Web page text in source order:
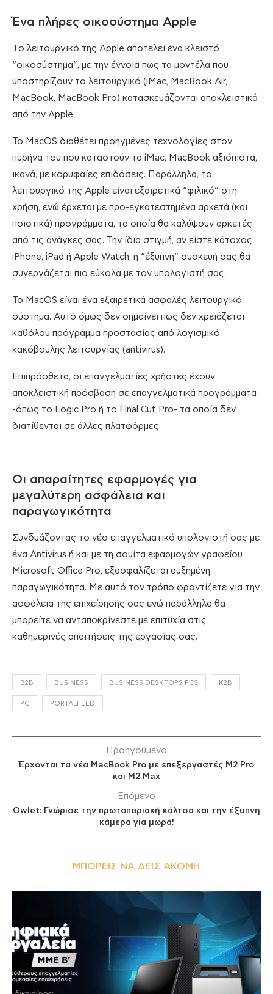
Ένα πλήρες οικοσύστημα Apple
Tο λειτουργικό της Apple αποτελεί ένα κλειστό
“οικοσύστημα”, με την έννοια πως τα μοντέλα που
υποστηρίζουν το λειτουργικό (iMac, MacBook Air,
MacBook, MacBook Pro) κατασκευάζονται αποκλειστικά
από την Apple.
To MacOS διαθέτει προηγμένες τεχνολογίες στον
πυρήνα του που καταστούν τα iMac, MacBook αξιόπιστα,
ικανά, με κορυφαίες επιδόσεις. Παράλληλα, το
λειτουργικό της Apple είναι εξαιρετικά “φιλικό” στη
χρήση, ενώ έρχεται με προ-εγκατεστημένα αρκετά (και
ποιοτικά) προγράμματα, τα οποία θα καλύψουν αρκετές
από τις ανάγκες σας. Την ίδια στιγμή, αν είστε κάτοχος
iPhone, iPad ή Apple Watch, η “έξυπνη” συσκευή σας θα
συνεργάζεται πιο εύκολα με τον υπολογιστή σας.
Το MacOS είναι ένα εξαιρετικά ασφαλές λειτουργικό
σύστημα. Αυτό όμως δεν σημαίνει πως δεν χρειάζεται
καθόλου πρόγραμμα προστασίας από λογισμικό
κακόβουλης λειτουργίας (antivirus).
Επιπρόσθετα, οι επαγγελματίες χρήστες έχουν
αποκλειστική πρόσβαση σε επαγγελματικά προγράμματα
-όπως το Logic Pro ή το Final Cut Pro- τα οποία δεν
διατίθενται σε άλλες πλατφόρμες.
Οι απαραίτητες εφαρμογές για
μεγαλύτερη ασφάλεια και
παραγωγικότητα
Συνδυάζοντας το νέο επαγγελματικό υπολογιστή σας με
ένα Antivirus ή και με τη σουίτα εφαρμογών γραφείου
Microsoft Office Pro, εξασφαλίζεται αυξημένη
παραγωγικότητα. Με αυτό τον τρόπο φροντίζετε για την
ασφάλεια της επιχείρησής σας ενώ παράλληλα θα
μπορείτε να ανταποκρίνεστε με επιτυχία στις
καθημερινές απαιτήσεις της εργασίας σας.
B2B BUSINESS BUSINESS DESKTOPS PCS K2B
PC PORTALFEED
Προηγούμενο
Έρχονται τα νέα MacBook Pro με επεξεργαστές M2 Pro
και M2 Max
Επόμενο
Owlet: Γνώρισε την πρωτοποριακή κάλτσα και την έξυπνη
κάμερα για μωρά!
ΜΠΟΡΕΊΣ ΝΑ ΔΕΙΣ ΑΚΌΜΗ